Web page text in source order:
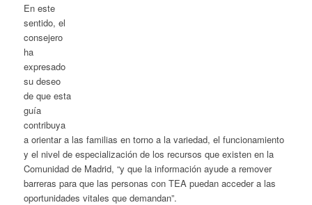
En este
sentido, el
consejero
ha
expresado
su deseo
de que esta
guía
contribuya
a orientar a las familias en torno a la variedad, el funcionamiento
y el nivel de especialización de los recursos que existen en la
Comunidad de Madrid, “y que la información ayude a remover
barreras para que las personas con TEA puedan acceder a las
oportunidades vitales que demandan”.